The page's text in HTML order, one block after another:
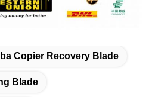
Copier Recovery Blade
Blade